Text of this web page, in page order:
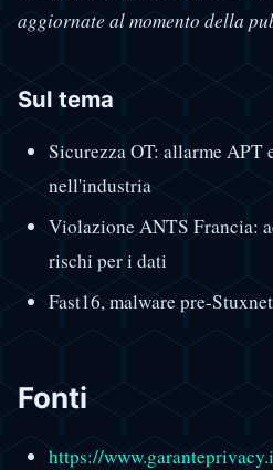
aggiornate al momento della
Sul tema
Sicurezza OT: allarme APT
nell'industria
Violazione ANTS Francia:
rischi per i dati
Fast16, malware pre-
Fonti
https://